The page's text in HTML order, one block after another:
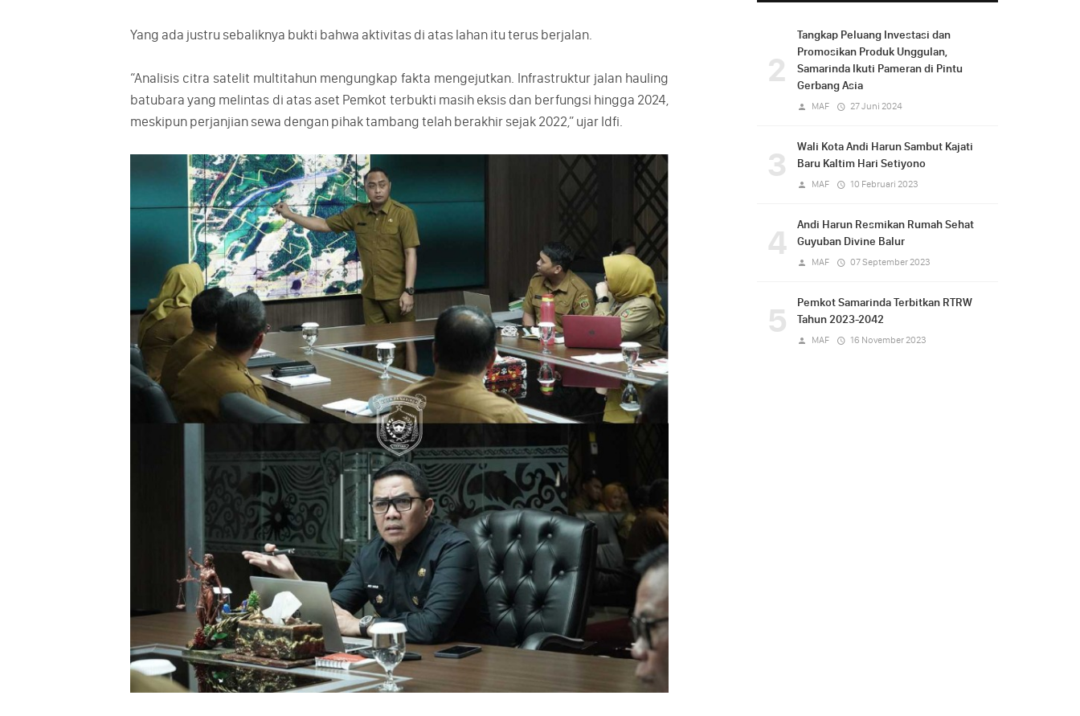
Yang ada justru sebaliknya bukti bahwa aktivitas di atas lahan itu terus berjalan.
“Analisis citra satelit multitahun mengungkap fakta mengejutkan. Infrastruktur jalan hauling
batubara yang melintas di atas aset Pemkot terbukti masih eksis dan berfungsi hingga 2024,
meskipun perjanjian sewa dengan pihak tambang telah berakhir sejak 2022,” ujar Idfi.
2
Tangkap Peluang Investasi dan
Promosikan Produk Unggulan,
Samarinda Ikuti Pameran di Pintu
Gerbang Asia
MAF 27 Juni 2024
3
Wali Kota Andi Harun Sambut Kajati
Baru Kaltim Hari Setiyono
MAF 10 Februari 2023
4
Andi Harun Resmikan Rumah Sehat
Guyuban Divine Balur
MAF 07 September 2023
5
Pemkot Samarinda Terbitkan RTRW
Tahun 2023-2042
MAF 16 November 2023